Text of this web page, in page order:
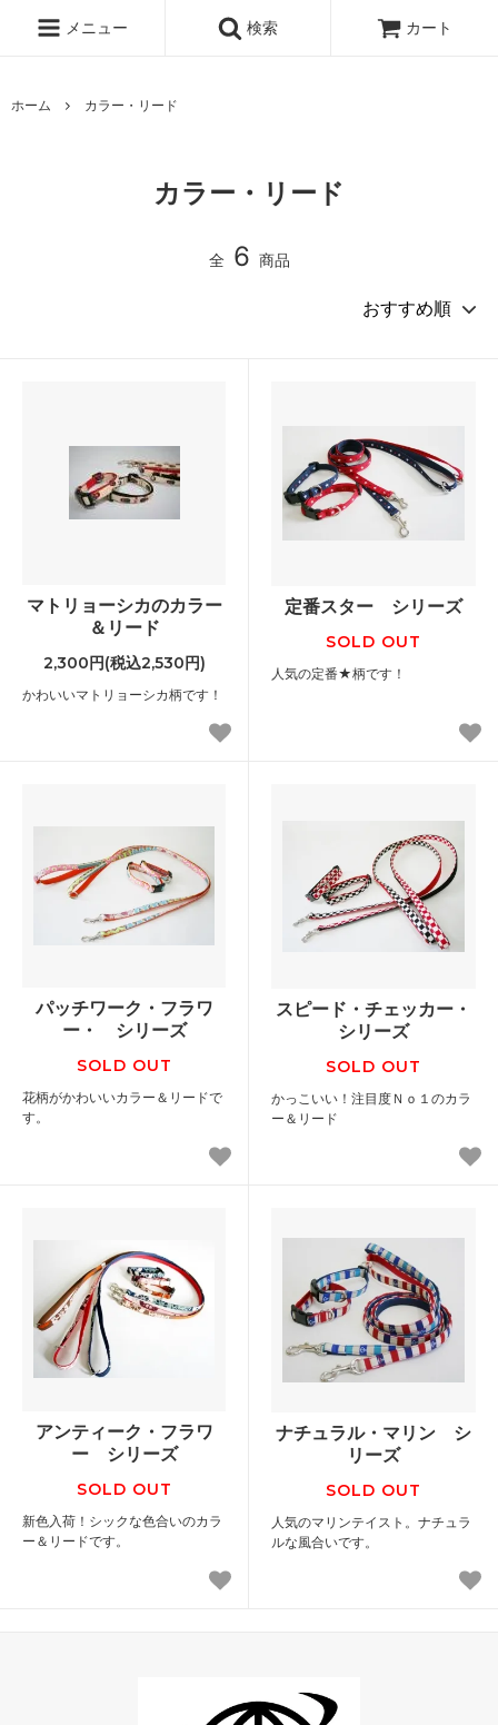
メニュー 検索 カート
ホーム カラー・リード
カラー・リード
全 6 商品
マトリョーシカのカラー
＆リード
2,300円(税込2,530円)
かわいいマトリョーシカ柄です！
定番スター シリーズ
SOLD OUT
人気の定番★柄です！
パッチワーク・フラワ
ー・ シリーズ
SOLD OUT
花柄がかわいいカラー＆リードで
す。
スピード・チェッカー・
シリーズ
SOLD OUT
かっこいい！注目度Ｎｏ１のカラ
ー＆リード
アンティーク・フラワ
ー シリーズ
SOLD OUT
新色入荷！シックな色合いのカラ
ー＆リードです。
ナチュラル・マリン シ
リーズ
SOLD OUT
人気のマリンテイスト。ナチュラ
ルな風合いです。